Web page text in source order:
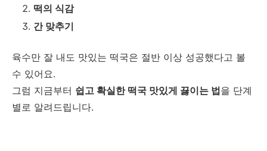
떡의 식감
간 맞추기
육수만 잘 내도 맛있는 떡국은 절반 이상 성공했다고 볼
수 있어요.
그럼 지금부터 쉽고 확실한 떡국 맛있게 끓이는 법을 단계
별로 알려드립니다.